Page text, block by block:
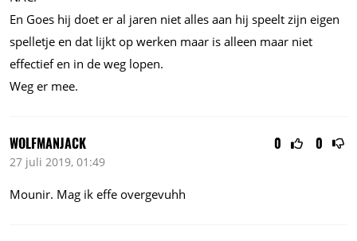
En Goes hij doet er al jaren niet alles aan hij speelt zijn eigen
spelletje en dat lijkt op werken maar is alleen maar niet
effectief en in de weg lopen.
Weg er mee.
0 0
WOLFMANJACK
27 juli 2019, 01:49
Mounir. Mag ik effe overgevuhh